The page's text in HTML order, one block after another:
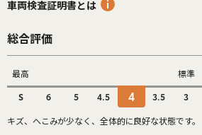
車両検査証明書とは
総合評価
最高 標準
S 6 5 4.5 4 3.5 3
キズ、へこみが少なく、全体的に良好な状態です。